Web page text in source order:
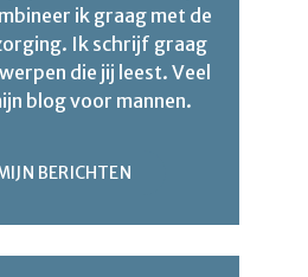
ik graag met de
Ik schrijf graag
die jij leest. Veel
blog voor mannen.
BERICHTEN